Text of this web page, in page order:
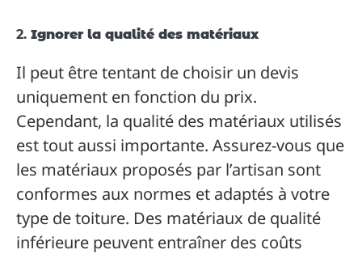
2. Ignorer la qualité des matériaux
Il peut être tentant de choisir un devis
uniquement en fonction du prix.
Cependant, la qualité des matériaux utilisés
est tout aussi importante. Assurez-vous que
les matériaux proposés par l’artisan sont
conformes aux normes et adaptés à votre
type de toiture. Des matériaux de qualité
inférieure peuvent entraîner des coûts